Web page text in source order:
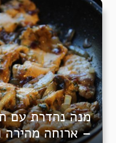
מנה נהדרת עם
– ארוחה מהירה